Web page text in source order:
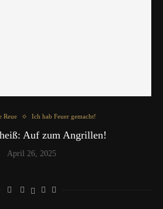
Reue Ich hab Feuer gemacht!
Auf zum Angrillen!
April 26, 2025